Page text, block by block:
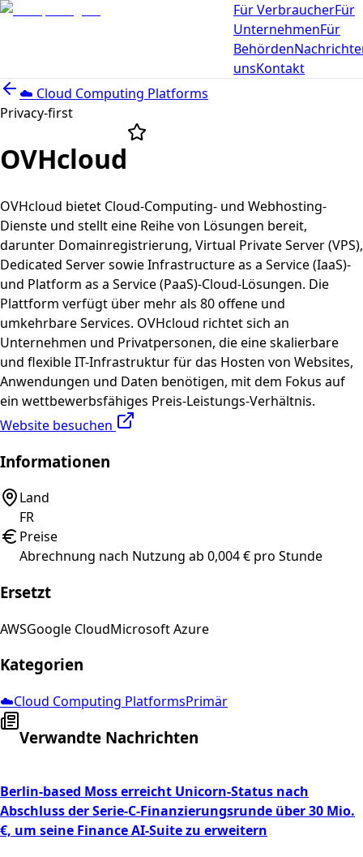
Für VerbraucherFür
UnternehmenFür
Behörden
unsKontakt
☁️ Cloud Computing Platforms
Privacy-first
OVHcloud
OVHcloud bietet Cloud-Computing- und Webhosting-
Dienste und stellt eine Reihe von Lösungen bereit,
darunter Domainregistrierung, Virtual Private Server (VPS),
Dedicated Server sowie Infrastructure as a Service (IaaS)-
und Platform as a Service (PaaS)-Cloud-Lösungen. Die
Plattform verfügt über mehr als 80 offene und
umkehrbare Services. OVHcloud richtet sich an
Unternehmen und Privatpersonen, die eine skalierbare
und flexible IT-Infrastruktur für das Hosten von Websites,
Anwendungen und Daten benötigen, mit dem Fokus auf
ein wettbewerbsfähiges Preis-Leistungs-Verhältnis.
Website besuchen
Informationen
Land
FR
Preise
Abrechnung nach Nutzung ab 0,004 € pro Stunde
Ersetzt
AWSGoogle CloudMicrosoft Azure
Kategorien
☁️Cloud Computing PlatformsPrimär
Verwandte Nachrichten
Berlin-based Moss erreicht Unicorn-Status nach
Abschluss der Serie-C-Finanzierungsrunde über 30 Mio.
€, um seine Finance AI-Suite zu erweitern